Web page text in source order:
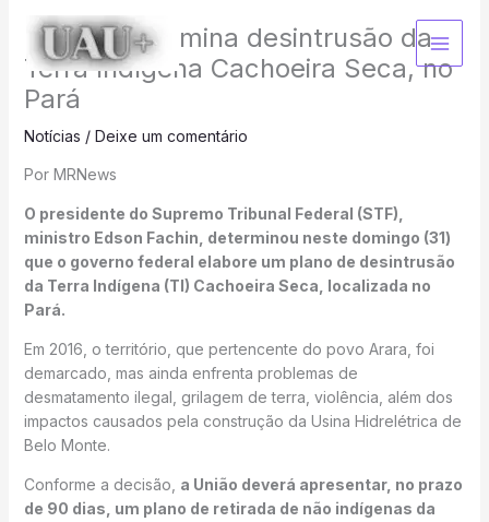
conteúdo
Fachin determina desintrusão da
Terra Indígena Cachoeira Seca, no
Pará
Notícias / Deixe um comentário
Por MRNews
O presidente do Supremo Tribunal Federal (STF),
ministro Edson Fachin, determinou neste domingo (31)
que o governo federal elabore um plano de desintrusão
da Terra Indígena (TI) Cachoeira Seca, localizada no
Pará.
Em 2016, o território, que pertencente do povo Arara, foi
demarcado, mas ainda enfrenta problemas de
desmatamento ilegal, grilagem de terra, violência, além dos
impactos causados pela construção da Usina Hidrelétrica de
Belo Monte.
Conforme a decisão, a União deverá apresentar, no prazo
de 90 dias, um plano de retirada de não indígenas da